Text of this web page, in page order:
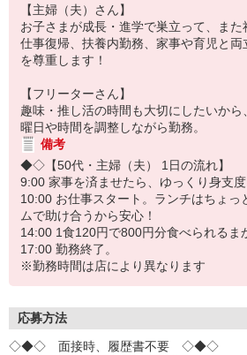
【主婦（夫）さん】
お子さまが成長・進学で巣立って、また
仕事復帰、扶養内勤務、家事や育児と
を尊重します！
【フリーターさん】
趣味・推し活の時間も大切にしたいから、
曜日や時間を調整しながら勤務。
備考
◆◇【50代・主婦（夫） 1日の流れ】
9:00 家事を済ませたら、ゆっくり身支度
10:00 お仕事スタート。ランチはちょっ
ムで助け合うから安心！
14:00 1食120円で800円分食べられるま
17:00 勤務終了。
※勤務時間は店により異なります
応募方法
◇◆◇ 面接時、履歴書不要 ◇◆◇